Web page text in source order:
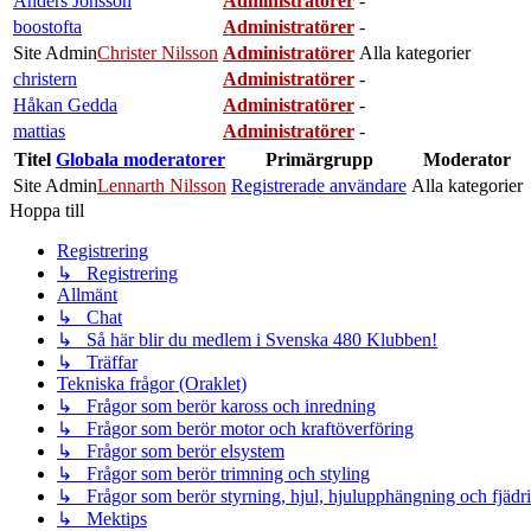
boostofta
Administratörer -
Site AdminChrister Nilsson Administratörer Alla kategorier
christern
Administratörer -
Håkan Gedda
Administratörer -
mattias
Administratörer -
Titel Globala moderatorer Primärgrupp
Moderator
Site AdminLennarth Nilsson Registrerade användare Alla kategorier
Hoppa till
Registrering
↳ Registrering
Allmänt
↳ Chat
↳ Så här blir du medlem i Svenska 480 Klubben!
↳ Träffar
Tekniska frågor (Oraklet)
↳ Frågor som berör kaross och inredning
↳ Frågor som berör motor och kraftöverföring
↳ Frågor som berör elsystem
↳ Frågor som berör trimning och styling
↳ Frågor som berör styrning, hjul, hjulupphängning och
↳ Mektips